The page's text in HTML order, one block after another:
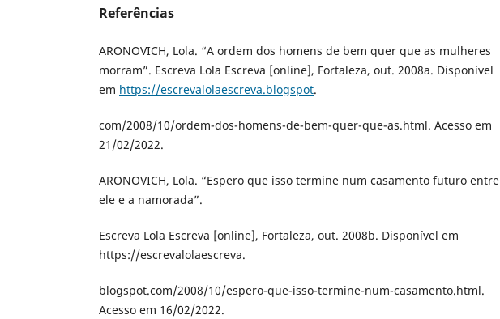
Referências
ARONOVICH, Lola. “A ordem dos homens de bem quer que as mulheres
morram”. Escreva Lola Escreva [online], Fortaleza, out. 2008a. Disponível
em https://escrevalolaescreva.blogspot.
com/2008/10/ordem-dos-homens-de-bem-quer-que-as.html. Acesso em
21/02/2022.
ARONOVICH, Lola. “Espero que isso termine num casamento futuro entre
ele e a namorada”.
Escreva Lola Escreva [online], Fortaleza, out. 2008b. Disponível em
https://escrevalolaescreva.
blogspot.com/2008/10/espero-que-isso-termine-num-casamento.html.
Acesso em 16/02/2022.